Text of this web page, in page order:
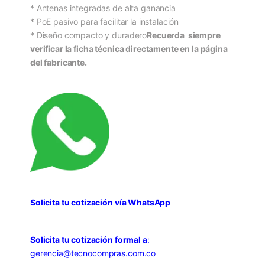
* Antenas integradas de alta ganancia
* PoE pasivo para facilitar la instalación
* Diseño compacto y duraderoRecuerda siempre
verificar la ficha técnica directamente en la página
del fabricante.
Solicita tu cotización vía WhatsApp
Solicita tu cotización formal a:
gerencia@tecnocompras.com.co